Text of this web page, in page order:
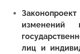
лиц и